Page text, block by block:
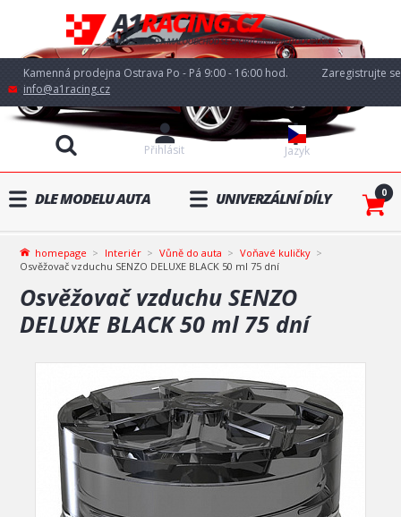
Kamenná prodejna Ostrava Po - Pá 9:00 - 16:00 hod.
info@a1racing.cz
Jazyk
Přihlásit
Zaregistrujte se
DLE MODELU AUTA UNIVERZÁLNÍ DÍLY 0
homepage Interiér Vůně do auta
Voňavé kuličky
Osvěžovač vzduchu SENZO DELUXE BLACK 50 ml 75 dní
Osvěžovač vzduchu SENZO
DELUXE BLACK 50 ml 75 dní